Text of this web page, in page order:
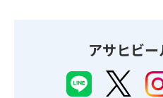
アサヒビ